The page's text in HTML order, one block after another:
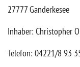
27777 Ganderkesee
Inhaber: Christopher
Telefon: 04221/8 93